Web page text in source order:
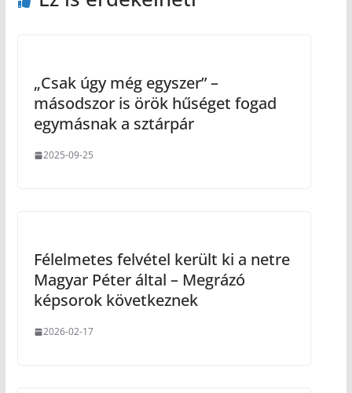
„Csak úgy még egyszer” –
másodszor is örök hűséget fogad
egymásnak a sztárpár
2025-09-25
Félelmetes felvétel került ki a netre
Magyar Péter által – Megrázó
képsorok következnek
2026-02-17